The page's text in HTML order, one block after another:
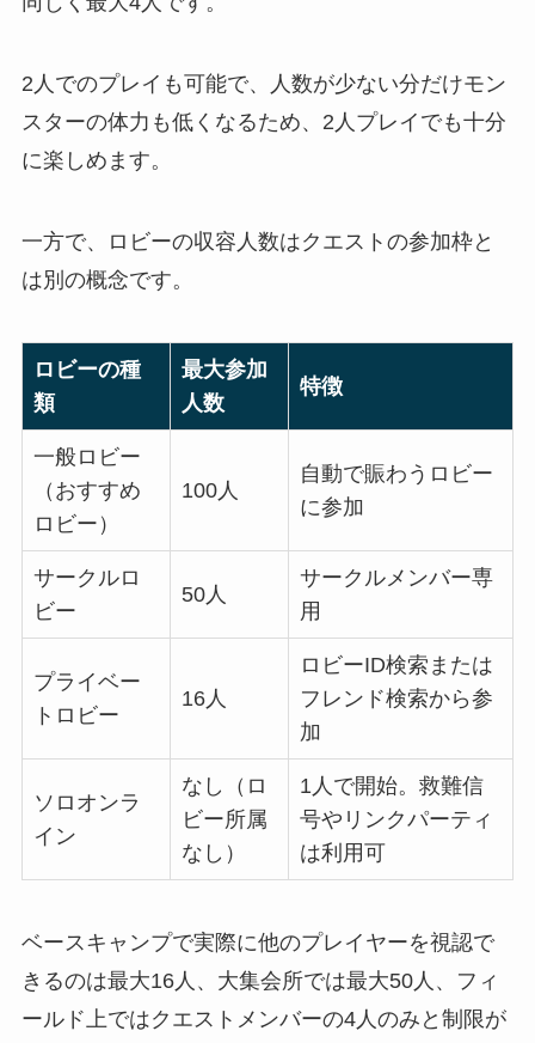
2人でのプレイも可能で、人数が少ない分だけモン
スターの体力も低くなるため、2人プレイでも十分
に楽しめます。
一方で、ロビーの収容人数はクエストの参加枠と
は別の概念です。
ロビーの種
類
最大参加
人数
特徴
一般ロビー
（おすすめ
ロビー）
100人
自動で賑わうロビー
に参加
サークルロ
ビー
50人
サークルメンバー専
用
プライベー
トロビー
16人
ロビーID検索または
フレンド検索から参
加
ソロオンラ
イン
なし（ロ
ビー所属
なし）
1人で開始。救難信
号やリンクパーティ
は利用可
ベースキャンプで実際に他のプレイヤーを視認で
きるのは最大16人、大集会所では最大50人、フィ
ールド上ではクエストメンバーの4人のみと制限が